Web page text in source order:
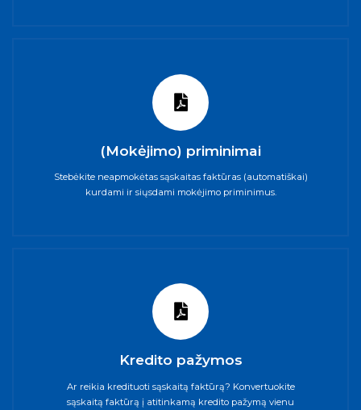
(Mokėjimo) priminimai
Stebėkite neapmokėtas sąskaitas faktūras (automatiškai)
kurdami ir siųsdami mokėjimo priminimus.
Kredito pažymos
Ar reikia kredituoti sąskaitą faktūrą? Konvertuokite
sąskaitą faktūrą į atitinkamą kredito pažymą vienu